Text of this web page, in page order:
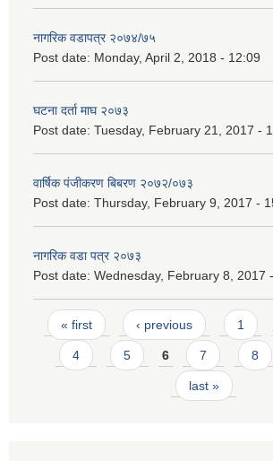
नागरिक वडापत्र २०७४/७५
Post date: Monday, April 2, 2018 - 12:09
घटना दर्ता माघ २०७३
Post date: Tuesday, February 21, 2017 -
वार्षिक पंजीकरण बिबरण २०७२/०७३
Post date: Thursday, February 9, 2017 -
नागरिक वडा पत्र २०७३
Post date: Wednesday, February 8, 2017
Pages
« first ‹ previous 1
4 5 6 7 8
last »